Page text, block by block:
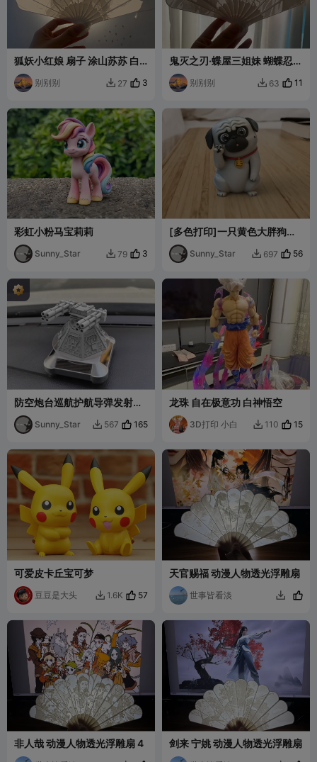
狐妖小红娘 扇子 涂山苏苏 白
月初 国漫 动漫 折扇 浮雕
别别别  27 3
鬼灭之刃·蝶屋三姐妹 蝴蝶忍
蝴蝶香奈惠 栗花落香奈乎 日漫
动漫 扇子 折扇 浮雕
别别别  63 11
彩虹小粉马宝莉莉
Sunny_Star  79 3
[多色打印]一只黄色大胖狗比
耶开心高颜值POP可爱模型摆
件
Sunny_Star  697 56
防空炮台巡航护航导弹发射塔
创意玩具摆件
Sunny_Star  567 165
龙珠 自在极意功 白神悟空
3D打印 小白  110 15
可爱皮卡丘宝可梦
豆豆是大头  1.6K 57
天官赐福 动漫人物透光浮雕扇
世事皆看淡 
非人哉 动漫人物透光浮雕扇 4 剑来 宁姚 动漫人物透光浮雕扇